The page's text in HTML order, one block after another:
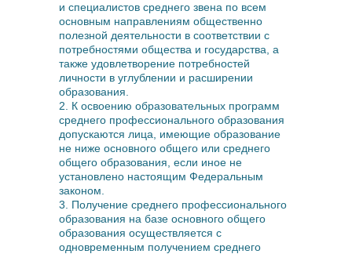
и специалистов среднего звена по всем
основным направлениям общественно
полезной деятельности в соответствии с
потребностями общества и государства, а
также удовлетворение потребностей
личности в углублении и расширении
образования.
2. К освоению образовательных программ
среднего профессионального образования
допускаются лица, имеющие образование
не ниже основного общего или среднего
общего образования, если иное не
установлено настоящим Федеральным
законом.
3. Получение среднего профессионального
образования на базе основного общего
образования осуществляется с
одновременным получением среднего